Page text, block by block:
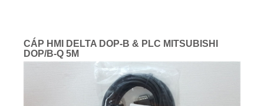
CÁP HMI DELTA DOP-B & PLC MITSUBISHI
DOP/B-Q 5M